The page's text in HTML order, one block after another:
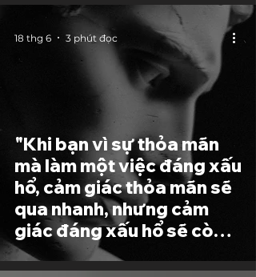
"Khi bạn vì sự thỏa mãn
mà làm một việc đáng xấu
hổ, cảm giác thỏa mãn sẽ
qua nhanh, nhưng cảm
giác đáng xấu hổ sẽ còn
lại mãi."
18 thg 6 3 phút đọc